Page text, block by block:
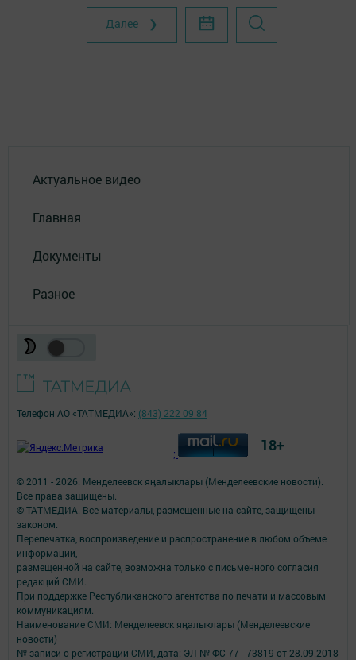
Далее ❯
Актуальное видео
Главная
Документы
Разное
© 2011 - 2026. Менделеевск яӊалыклары (Менделеевские новости).
Все права защищены.
© ТАТМЕДИА. Все материалы, размещенные на сайте, защищены
законом.
Перепечатка, воспроизведение и распространение в любом объеме
информации,
размещенной на сайте, возможна только с письменного согласия
редакций СМИ.
При поддержке Республиканского агентства по печати и массовым
коммуникациям.
Наименование СМИ: Менделеевск яӊалыклары (Менделеевские
новости)
№ записи о регистрации СМИ, дата: ЭЛ № ФС 77 - 73819 от 28.09.2018
Телефон АО «ТАТМЕДИА»: (843) 222 09 84
; 18+